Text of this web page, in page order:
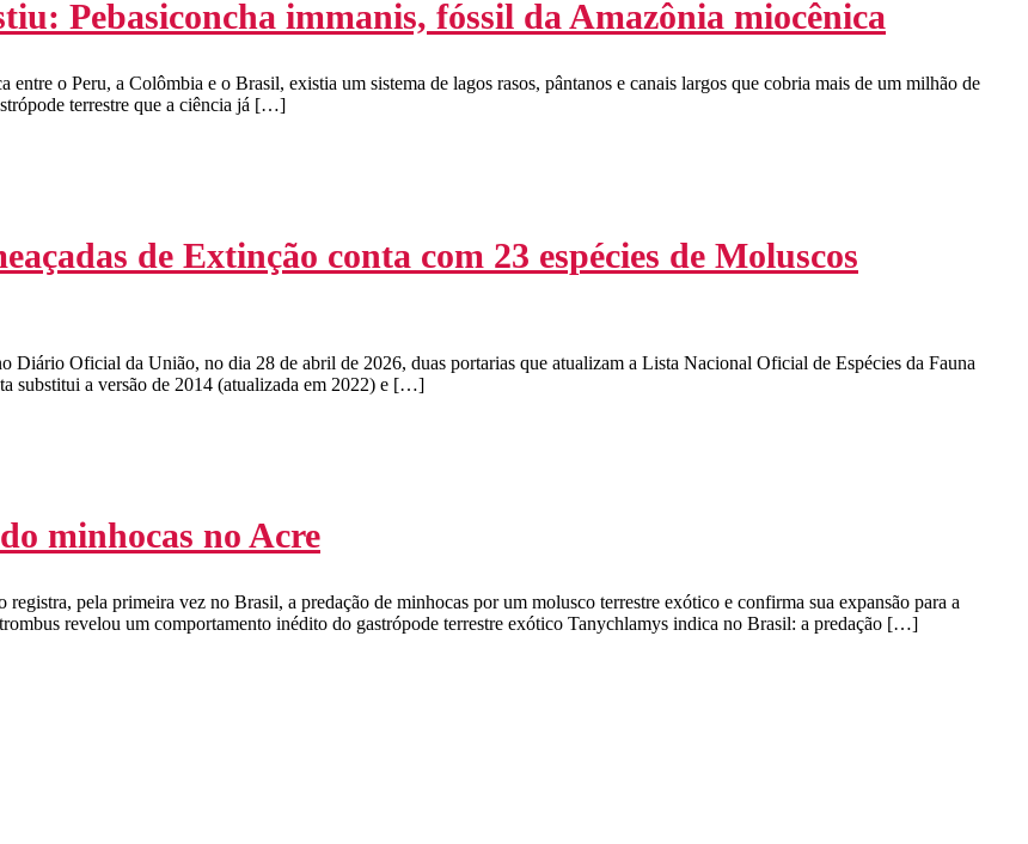
Pebasiconcha immanis, fóssil da Amazônia miocênica
entre o Peru, a Colômbia e o Brasil, existia um sistema de lagos rasos, pântanos e canais largos que cobria mais de um milhão de
terrestre que a ciência já […]
de Extinção conta com 23 espécies de Moluscos
Oficial da União, no dia 28 de abril de 2026, duas portarias que atualizam a Lista Nacional Oficial de Espécies da Fauna
substitui a versão de 2014 (atualizada em 2022) e […]
minhocas no Acre
pela primeira vez no Brasil, a predação de minhocas por um molusco terrestre exótico e confirma sua expansão para a
revelou um comportamento inédito do gastrópode terrestre exótico Tanychlamys indica no Brasil: a predação […]